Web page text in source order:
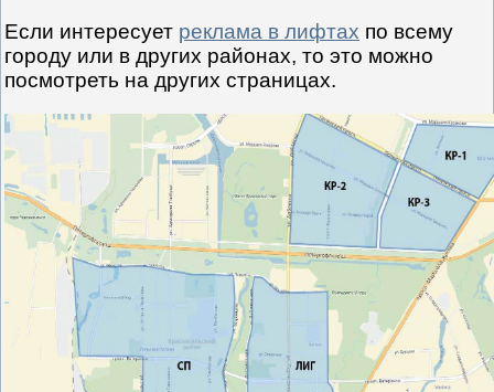
Если интересует реклама в лифтах по всему
городу или в других районах, то это можно
посмотреть на других страницах.